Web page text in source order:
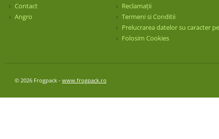
Contact
Angro
Reclamații
Termeni si Conditii
Prelucrarea datelor su caracter
Folosim Cookies
© 2026 Frogpack - www.frogpack.ro